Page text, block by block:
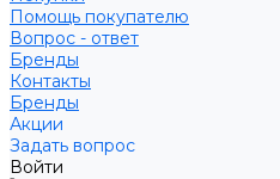
Помощь покупателю
Вопрос - ответ
Бренды
Контакты
Бренды
Акции
Задать вопрос
Войти